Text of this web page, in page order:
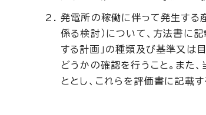
発電所の稼働に伴って発生する
係る検討）について、方法書に
する計画」の種類及び基準又は
どうかの確認を行うこと。また
ととし、これらを評価書に記載す